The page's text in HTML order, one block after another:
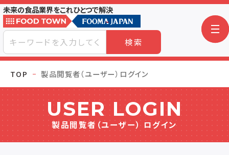
未来の食品業界をこれひとつで解決
検索
TOP 製品閲覧者（ユーザー）ログイン
USER LOGIN
製品閲覧者（ユーザー） ログイン